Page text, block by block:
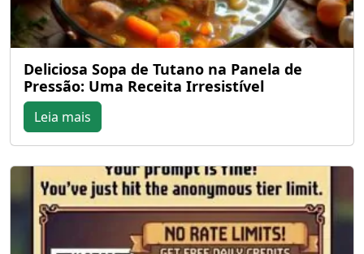
Deliciosa Sopa de Tutano na Panela de
Pressão: Uma Receita Irresistível
Leia mais